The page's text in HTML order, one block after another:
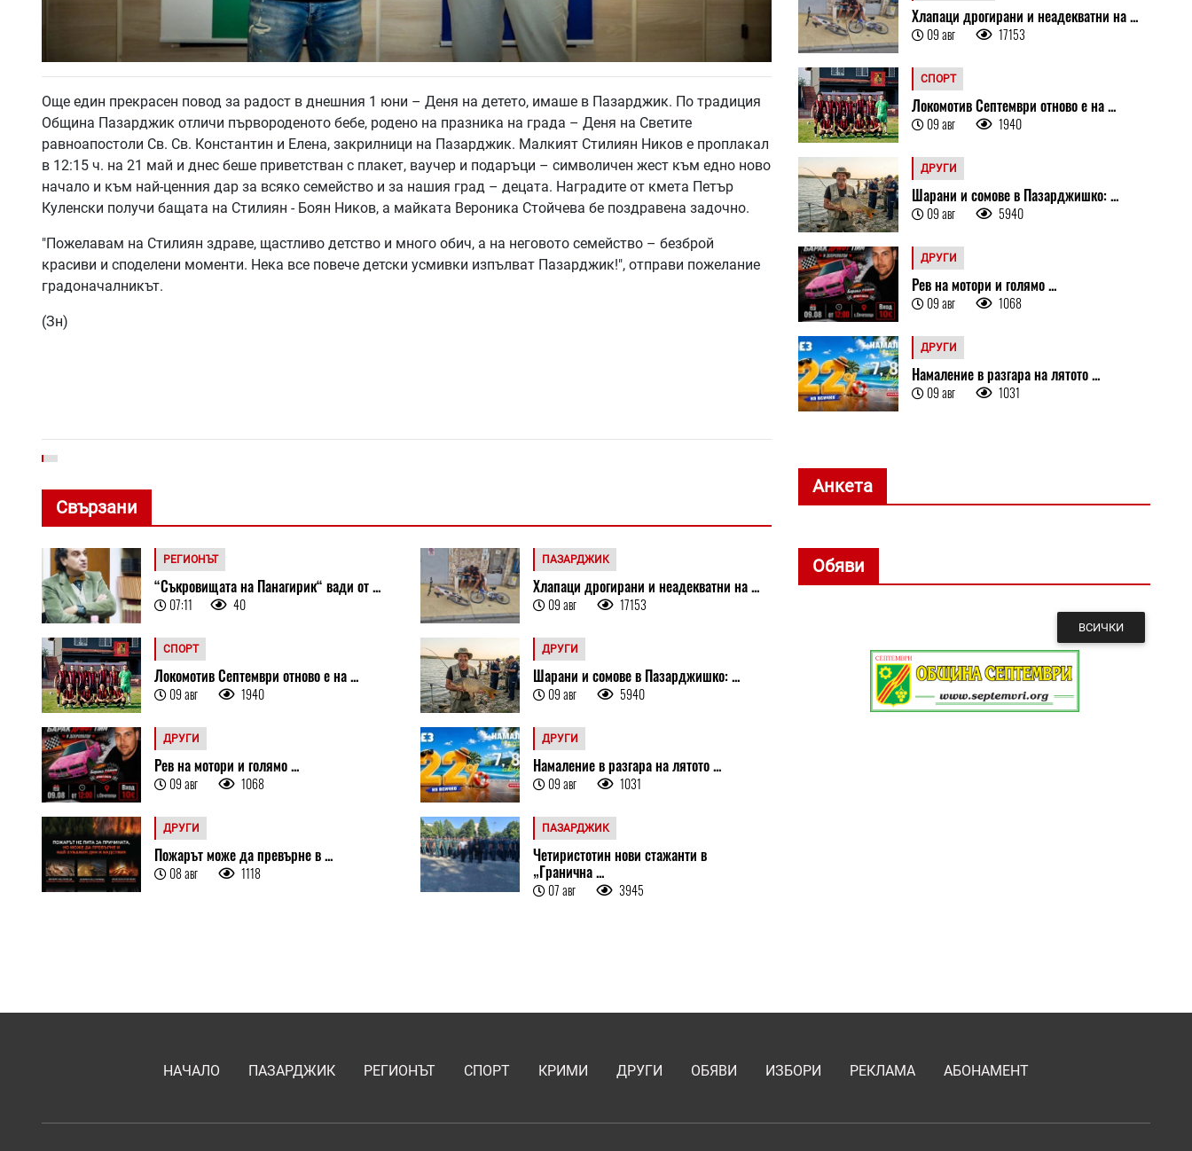
Още един прекрасен повод за радост в днешния 1 юни – Деня на детето, имаше в Пазарджик. По традиция
Община Пазарджик отличи първороденото бебе, родено на празника на града – Деня на Светите
равноапостоли Св. Св. Константин и Елена, закрилници на Пазарджик. Малкият Стилиян Ников е проплакал
в 12:15 ч. на 21 май и днес беше приветстван с плакет, ваучер и подаръци – символичен жест към едно ново
начало и към най-ценния дар за всяко семейство и за нашия град – децата. Наградите от кмета Петър
Куленски получи бащата на Стилиян - Боян Ников, а майката Вероника Стойчева бе поздравена задочно.
"Пожелавам на Стилиян здраве, щастливо детство и много обич, а на неговото семейство – безброй
красиви и споделени моменти. Нека все повече детски усмивки изпълват Пазарджик!", отправи пожелание
градоначалникът.
(Зн)
Свързани
РЕГИОНЪТ
“Съкровищата на Панагирик“ вади от ...
07:11 40
ПАЗАРДЖИК
Хлапаци дрогирани и неадекватни на ...
09 авг 17153
СПОРТ
Локомотив Септември отново е на ...
09 авг 1940
ДРУГИ
Шарани и сомове в Пазарджишко: ...
09 авг 5940
ДРУГИ
Рев на мотори и голямо ...
09 авг 1068
ДРУГИ
Намаление в разгара на лятото ...
09 авг 1031
ДРУГИ
Пожарът може да превърне в ...
08 авг 1118
ПАЗАРДЖИК
Четиристотин нови стажанти в
„Гранична ...
07 авг 3945
Хлапаци дрогирани и неадекватни на ...
09 авг 17153
СПОРТ
Локомотив Септември отново е на ...
09 авг 1940
ДРУГИ
Шарани и сомове в Пазарджишко: ...
09 авг 5940
ДРУГИ
Рев на мотори и голямо ...
09 авг 1068
ДРУГИ
Намаление в разгара на лятото ...
09 авг 1031
Анкета
Обяви
ВСИЧКИ
НАЧАЛО ПАЗАРДЖИК РЕГИОНЪТ СПОРТ КРИМИ ДРУГИ ОБЯВИ ИЗБОРИ РЕКЛАМА АБОНАМЕНТ